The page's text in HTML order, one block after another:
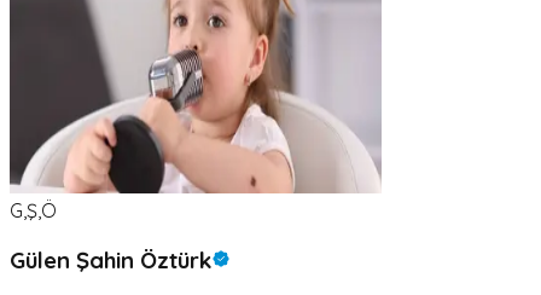
G,Ş,Ö
Gülen Şahin Öztürk